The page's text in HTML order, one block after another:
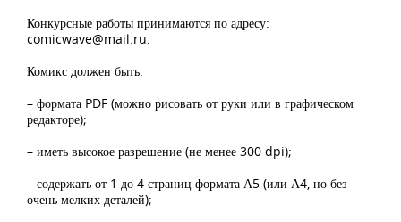
Конкурсные работы принимаются по адресу:
comicwave@mail.ru.
Комикс должен быть:
– формата PDF (можно рисовать от руки или в графическом
редакторе);
– иметь высокое разрешение (не менее 300 dpi);
– содержать от 1 до 4 страниц формата А5 (или А4, но без
очень мелких деталей);